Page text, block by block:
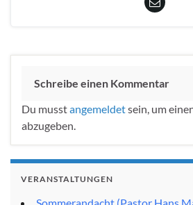
Schreibe einen Kommentar
Du musstangemeldetsein, um
abzugeben.
VERANSTALTUNGEN